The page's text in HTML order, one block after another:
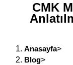
CMK
Anasayfa>
Blog>